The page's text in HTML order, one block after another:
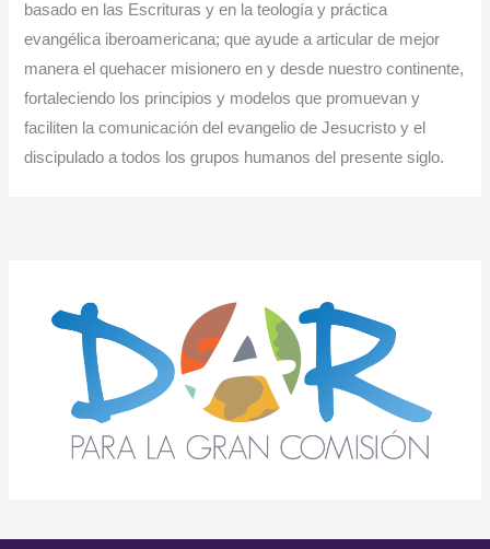
basado en las Escrituras y en la teología y práctica
evangélica iberoamericana; que ayude a articular de mejor
manera el quehacer misionero en y desde nuestro continente,
fortaleciendo los principios y modelos que promuevan y
faciliten la comunicación del evangelio de Jesucristo y el
discipulado a todos los grupos humanos del presente siglo.